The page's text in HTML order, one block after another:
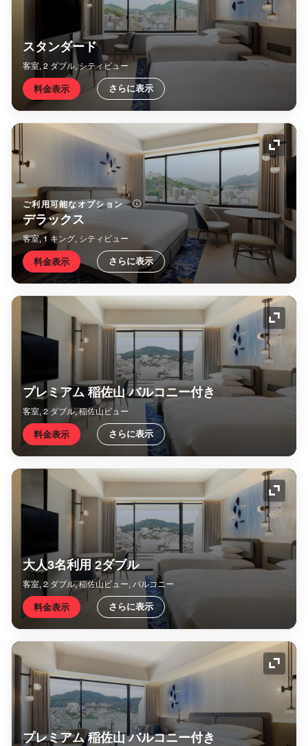
スタンダード
客室, 2 ダブル, シティビュー
料金表示 さらに表示
アイ
ご利用可能なオプション
デラックス
客室, 1 キング, シティビュー
料金表示 さらに表示
アイ
プレミアム 稲佐山 バルコニー付き
客室, 2 ダブル, 稲佐山ビュー
料金表示 さらに表示
アイ
大人3名利用 2ダブル
客室, 2 ダブル, 稲佐山ビュー, バルコニー
料金表示 さらに表示
アイ
プレミアム 稲佐山 バルコニー付き